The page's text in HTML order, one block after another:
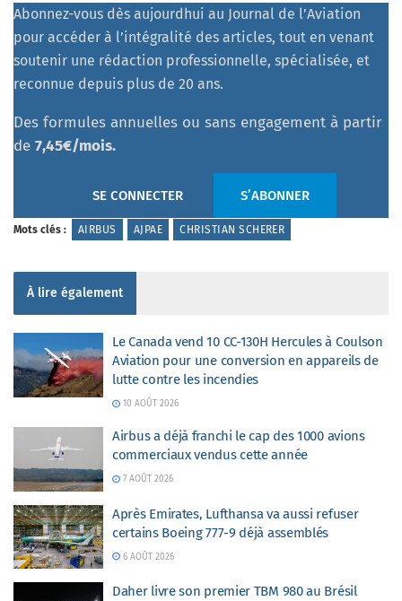
Abonnez-vous dès aujourdhui au Journal de l’Aviation
pour accéder à l’intégralité des articles, tout en venant
soutenir une rédaction professionnelle, spécialisée, et
reconnue depuis plus de 20 ans.
Des formules annuelles ou sans engagement à partir
de 7,45€/mois.
SE CONNECTER S’ABONNER
Mots clés : AIRBUS AJPAE CHRISTIAN SCHERER
À lire également
Le Canada vend 10 CC-130H Hercules à Coulson
Aviation pour une conversion en appareils de
lutte contre les incendies
10 AOÛT 2026
Airbus a déjà franchi le cap des 1000 avions
commerciaux vendus cette année
7 AOÛT 2026
Après Emirates, Lufthansa va aussi refuser
certains Boeing 777-9 déjà assemblés
6 AOÛT 2026
Daher livre son premier TBM 980 au Brésil